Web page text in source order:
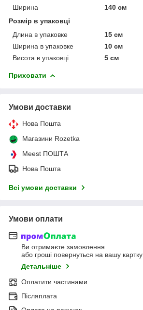
Ширина
140 см
Розмір в упаковці
Длина в упаковке
15 см
Ширина в упаковке
10 см
Висота в упаковці
5 см
Приховати
Умови доставки
Нова Пошта
Магазини Rozetka
Meest ПОШТА
Нова Пошта
Всі умови доставки
Умови оплати
Ви отримаєте замовлення
або гроші повернуться на вашу картку
Детальніше
Оплатити частинами
Післяплата